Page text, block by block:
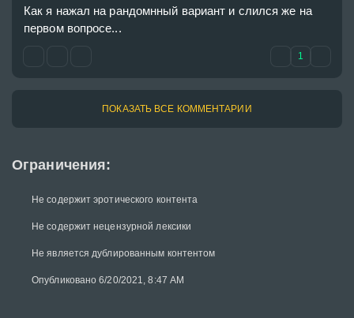
Ограничения:
Не содержит эротического контента
Не содержит нецензурной лексики
Не является дублированным контентом
Опубликовано 6/20/2021, 8:47 AM
Как я нажал на рандомнный вариант и слился же на
первом вопросе...
1
ПОКАЗАТЬ ВСЕ КОММЕНТАРИИ